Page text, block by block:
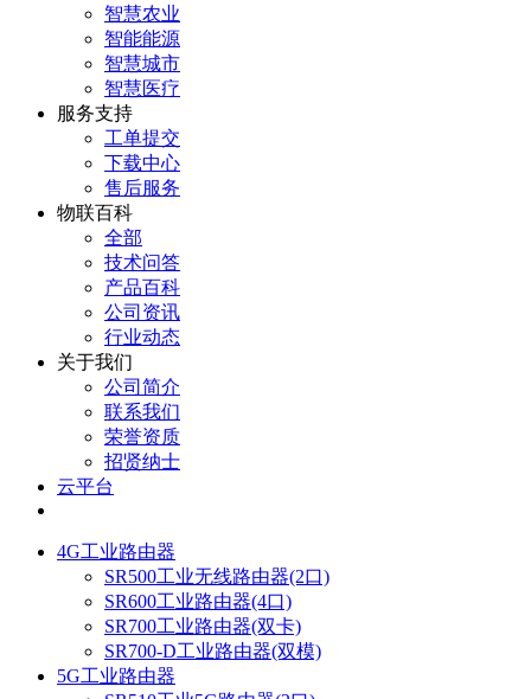
智慧农业
智能能源
智慧城市
智慧医疗
服务支持
工单提交
下载中心
售后服务
物联百科
全部
技术问答
产品百科
公司资讯
行业动态
关于我们
公司简介
联系我们
荣誉资质
招贤纳士
云平台
4G工业路由器
SR500工业无线路由器(2口)
SR600工业路由器(4口)
SR700工业路由器(双卡)
SR700-D工业路由器(双模)
5G工业路由器